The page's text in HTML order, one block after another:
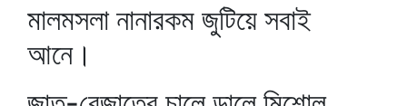
মালমসলা নানারকম জুটিয়ে সবাই
আনে।